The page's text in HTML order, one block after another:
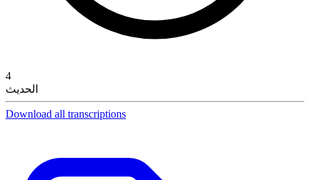
4
الحديث
Download all transcriptions